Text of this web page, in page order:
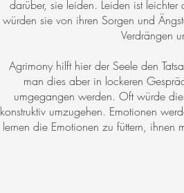
darüber, sie leiden. Leiden ist
würden sie von ihren Sorgen und
Verdrängen
Agrimony hilft hier der Seele den
man dies aber in lockeren
umgegangen werden. Oft würde
konstruktiv umzugehen. Emotionen
lernen die Emotionen zu füttern,